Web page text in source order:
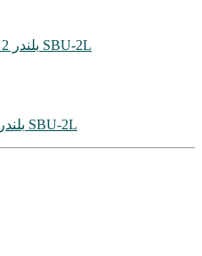
بلندر 2 لیتری 2800 وات اسمارت مدل SBU-2L